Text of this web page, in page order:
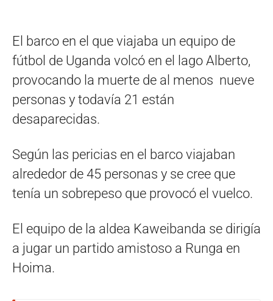
El barco en el que viajaba un equipo de
fútbol de Uganda volcó en el lago Alberto,
provocando la muerte de al menos nueve
personas y todavía 21 están
desaparecidas.
Según las pericias en el barco viajaban
alrededor de 45 personas y se cree que
tenía un sobrepeso que provocó el vuelco.
El equipo de la aldea Kaweibanda se dirigía
a jugar un partido amistoso a Runga en
Hoima.